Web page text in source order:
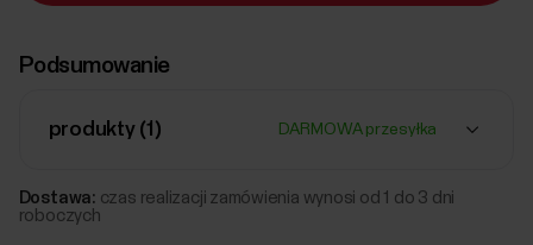
Podsumowanie
produkty (1 ) DARMOWA przesyłka
Dostawa: czas realizacji zamówienia wynosi od 1 do 3 dni
roboczych